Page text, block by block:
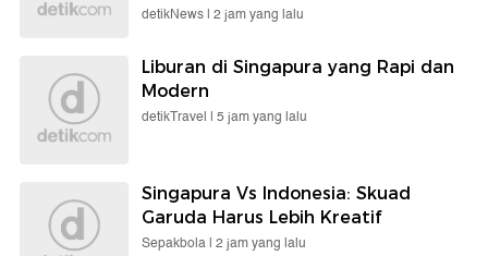
detikNews | 2 jam yang lalu
Liburan di Singapura yang Rapi dan
Modern
detikTravel | 5 jam yang lalu
Singapura Vs Indonesia: Skuad
Garuda Harus Lebih Kreatif
Sepakbola | 2 jam yang lalu